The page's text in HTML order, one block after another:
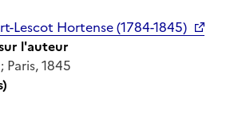
Lescot Hortense (1784-1845)
l'auteur
Paris, 1845